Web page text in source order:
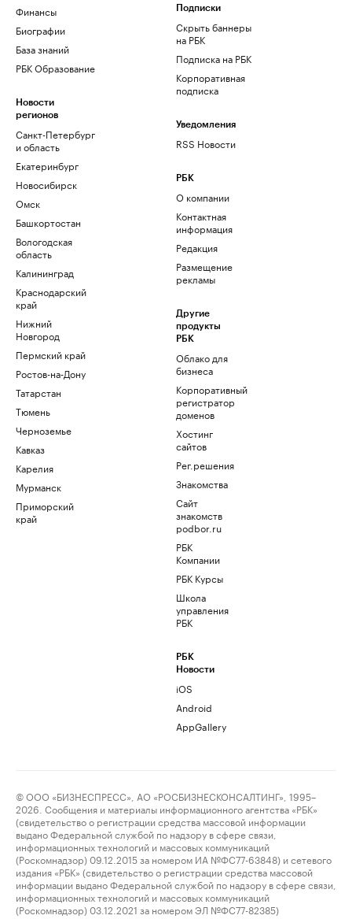
Финансы
Биографии
База знаний
РБК Образование
Новости
регионов
Санкт-Петербург
и область
Екатеринбург
Новосибирск
Омск
Башкортостан
Вологодская
область
Калининград
Краснодарский
край
Нижний
Новгород
Пермский край
Ростов-на-Дону
Татарстан
Тюмень
Черноземье
Кавказ
Карелия
Мурманск
Приморский
край
Подписки
Скрыть баннеры
на РБК
Подписка на РБК
Корпоративная
подписка
Уведомления
RSS Новости
РБК
О компании
Контактная
информация
Редакция
Размещение
рекламы
Другие
продукты
РБК
Облако для
бизнеса
Корпоративный
регистратор
доменов
Хостинг
сайтов
Рег.решения
Знакомства
Сайт
знакомств
podbor.ru
РБК
Компании
РБК Курсы
Школа
управления
РБК
РБК
Новости
iOS
Android
AppGallery
© ООО «БИЗНЕСПРЕСС», АО «РОСБИЗНЕСКОНСАЛТИНГ», 1995–
2026. Сообщения и материалы информационного агентства «РБК»
(свидетельство о регистрации средства массовой информации
выдано Федеральной службой по надзору в сфере связи,
информационных технологий и массовых коммуникаций
(Роскомнадзор) 09.12.2015 за номером ИА №ФС77-63848) и сетевого
издания «РБК» (свидетельство о регистрации средства массовой
информации выдано Федеральной службой по надзору в сфере связи,
информационных технологий и массовых коммуникаций
(Роскомнадзор) 03.12.2021 за номером ЭЛ №ФС77-82385)